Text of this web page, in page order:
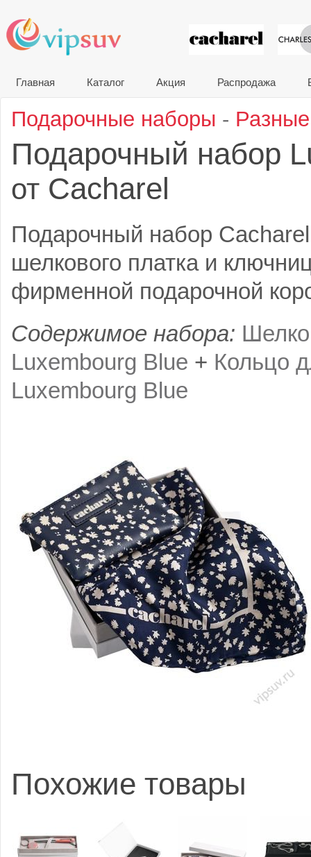
VIP
Главная Каталог Акция Распродажа
Подарочные наборы -
Подарочный набор
от Cacharel
Подарочный набор
шелкового платка и
фирменной подарочной
Содержимое набора:
Luxembourg Blue + Кольцо
Luxembourg Blue
Похожие товары